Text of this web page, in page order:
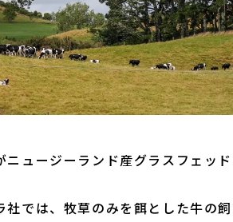
ュージーランド産グラスフェッ
では、牧草のみを餌とした牛の